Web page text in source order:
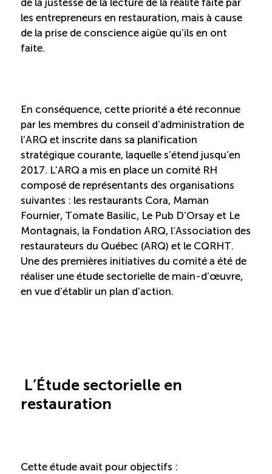
Diagnostic régional Nord-du-Québec
Programme de francisation pour les entreprises
Entretien ménager : Évaluation – Pertinence de la
norme
Boomerang – Partage de ressources
Saisonnalité
Chantier sur la saisonnalité
Bassins de main-d’oeuvre diversifiés
les entrepreneurs en restauration, mais à cause
de la prise de conscience aigüe qu’ils en ont
faite.
En conséquence, cette priorité a été reconnue
par les membres du conseil d’administration de
l’ARQ et inscrite dans sa planification
stratégique courante, laquelle s’étend jusqu’en
2017. L’ARQ a mis en place un comité RH
composé de représentants des organisations
suivantes : les restaurants Cora, Maman
Fournier, Tomate Basilic, Le Pub D’Orsay et Le
Montagnais, la Fondation ARQ, l’Association des
restaurateurs du Québec (ARQ) et le CQRHT.
Une des premières initiatives du comité a été de
réaliser une étude sectorielle de main-d’œuvre,
en vue d’établir un plan d’action.
L’Étude sectorielle en
restauration
Cette étude avait pour objectifs :